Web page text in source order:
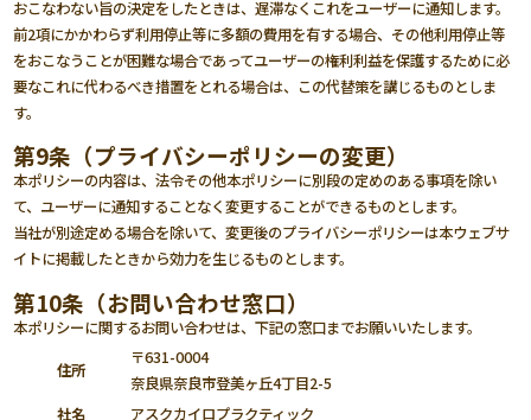
おこなわない旨の決定をしたときは、遅滞なくこれをユーザーに通知します。
前2項にかかわらず利用停止等に多額の費用を有する場合、その他利用停止等
をおこなうことが困難な場合であってユーザーの権利利益を保護するために必
要なこれに代わるべき措置をとれる場合は、この代替策を講じるものとしま
す。
第9条（プライバシーポリシーの変更）
本ポリシーの内容は、法令その他本ポリシーに別段の定めのある事項を除い
て、ユーザーに通知することなく変更することができるものとします。
当社が別途定める場合を除いて、変更後のプライバシーポリシーは本ウェブサ
イトに掲載したときから効力を生じるものとします。
第10条（お問い合わせ窓口）
本ポリシーに関するお問い合わせは、下記の窓口までお願いいたします。
住所
〒631-0004
奈良県奈良市登美ヶ丘4丁目2-5
社名
アスクカイロプラクティック